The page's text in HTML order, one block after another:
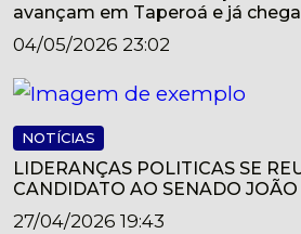
avançam em Taperoá e já
do Jundiá*
04/05/2026 23:02
NOTÍCIAS
LIDERANÇAS POLITICAS SE
CANDIDATO AO SENADO
FIRMAM APOIO A SUA
27/04/2026 19:43